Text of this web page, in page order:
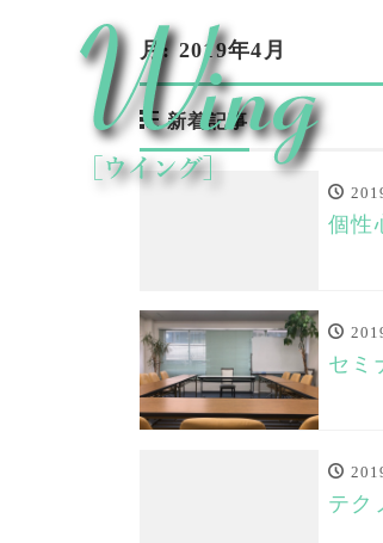
月:2019年4月
新着記事
個性
セミ
テク